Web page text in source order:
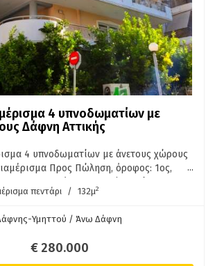
4 υπνοδωματίων με
Δάφνη Αττικής
4 υπνοδωματίων με άνετους χώρους
Προς Πώληση, όροφος: 1ος,
4 Υ/Δ, 1 μπάνιο, 1 wc, 1 κουζίνα, 1
με Πετρέλαιο, ενώ επίσης
πιστοποιητικό: Γ και τα δάπεδα
...
πεντάρι / 132μ2
Υμηττού / Άνω Δάφνη
€ 280.000